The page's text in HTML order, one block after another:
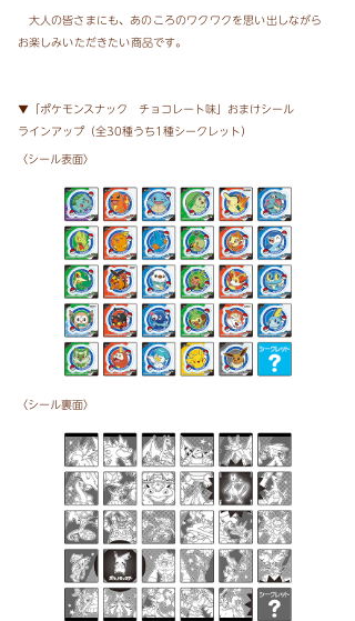
大人の皆さまにも、 あのころのワクワクを思い出しながら
お楽しみいただきたい商品です。
▼「ポケモンスナック チョコレート味」おまけシール
ラインアップ（全30種うち1種シークレット）
〈シール表面〉
〈シール裏面〉